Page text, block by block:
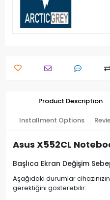
Product Description
Installment Options
Asus X552CL
Başlıca Ekran Değişim
Aşağıdaki durumlar
gerektiğini gösterebilir: